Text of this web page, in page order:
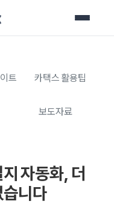
트 카택스 활용팁
보도자료
자동화, 더
니다